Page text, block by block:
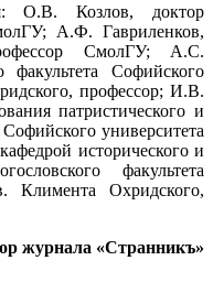
О.В. Козлов, доктор
А.Ф. Гавриленков,
СмолГУ; А.С.
факультета Софийского
профессор; И.В.
патристического и
университета
исторического и
факультета
Климента Охридского,
журнала «Странникъ»